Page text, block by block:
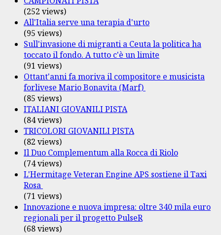
(252 views)
All'Italia serve una terapia d'urto
(95 views)
Sull'invasione di migranti a Ceuta la politica ha
toccato il fondo. A tutto c'è un limite
(91 views)
Ottant'anni fa moriva il compositore e musicista
forlivese Mario Bonavita (Marf)
(85 views)
ITALIANI GIOVANILI PISTA
(84 views)
TRICOLORI GIOVANILI PISTA
(82 views)
Il Duo Complementum alla Rocca di Riolo
(74 views)
L'Hermitage Veteran Engine APS sostiene il Taxi
Rosa
(71 views)
Innovazione e nuova impresa: oltre 340 mila euro
regionali per il progetto PulseR
(68 views)